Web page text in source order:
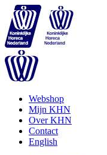
Webshop
Mijn KHN
Over KHN
Contact
English